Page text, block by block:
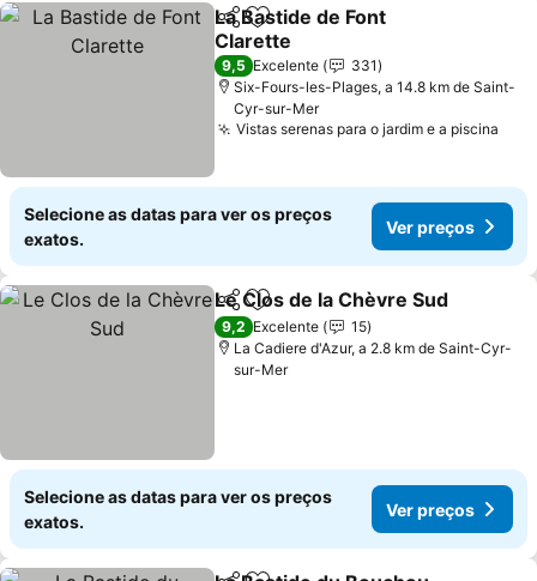
PartilharAdicionar aos favoritos
La Bastide de Font
Clarette
9,5 Excelente
331
Six-Fours-les-Plages, a 14.8 km de Saint-
Cyr-sur-Mer
Vistas serenas para o jardim e a piscina
Selecione as datas para ver os preços
exatos.
Ver preços
PartilharAdicionar aos favoritos
Le Clos de la Chèvre Sud
9,2 Excelente
15
La Cadiere d'Azur, a 2.8 km de Saint-Cyr-
sur-Mer
Selecione as datas para ver os preços
exatos.
Ver preços